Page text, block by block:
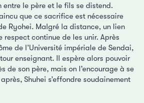
le père et le fils se distend.
que ce sacrifice est nécessaire
Ryohei. Malgré la distance, un lien
respect continue de les unir. Après
de l’Université impériale de Sendai,
enseignant. Il espère alors pouvoir
de son père, mais on l’encourage à se
Shuhei s’effondre soudainement